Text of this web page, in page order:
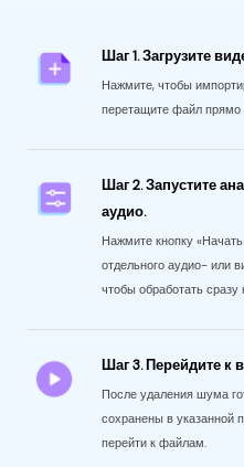
СКАЧАТЬ
Шаг 1. Загрузите
Нажмите, чтобы
перетащите файл
Шаг 2. Запустите
аудио.
Нажмите кнопку
отдельного аудио- или
чтобы обработать сразу
Шаг 3. Перейдите к
После удаления шума
сохранены в указанной
перейти к файлам.